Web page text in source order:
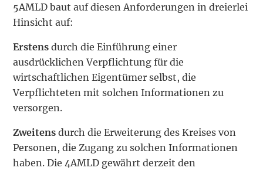
5AMLD baut auf diesen Anforderungen in dreierlei
Hinsicht auf:
Erstens durch die Einführung einer
ausdrücklichen Verpflichtung für die
wirtschaftlichen Eigentümer selbst, die
Verpflichteten mit solchen Informationen zu
versorgen.
Zweitens durch die Erweiterung des Kreises von
Personen, die Zugang zu solchen Informationen
haben. Die 4AMLD gewährt derzeit den